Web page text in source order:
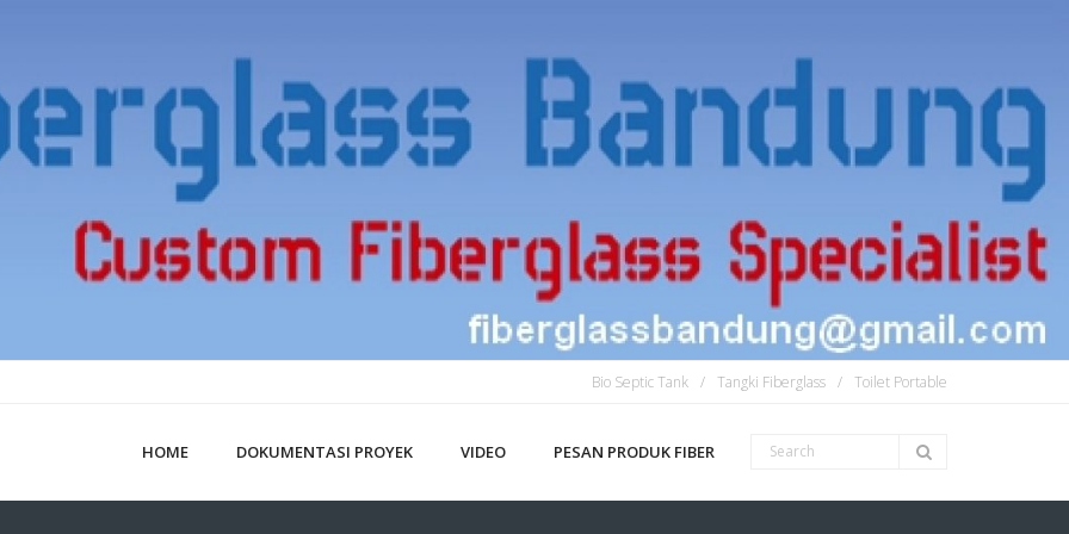
Bio Septic Tank Tangki Fiberglass Toilet Portable
HOME DOKUMENTASI PROYEK VIDEO PESAN PRODUK FIBER